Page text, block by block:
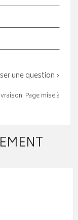
une question ›
Page mise à